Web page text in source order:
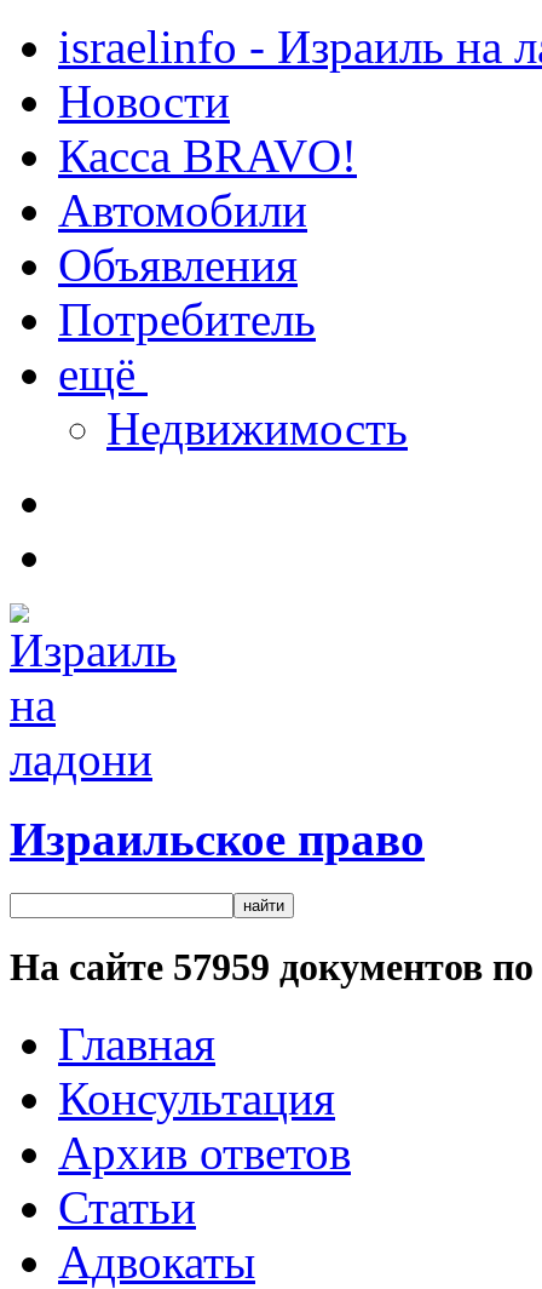
israelinfo - Израиль на
Новости
Касса BRAVO!
Автомобили
Объявления
Потребитель
ещё
Недвижимость
Израильское право
На сайте 57959 документов
Главная
Консультация
Архив ответов
Статьи
Адвокаты